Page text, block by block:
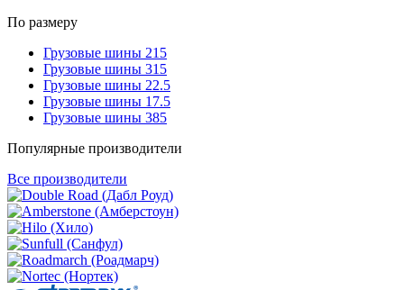
По размеру
Грузовые шины 215
Грузовые шины 315
Грузовые шины 22.5
Грузовые шины 17.5
Грузовые шины 385
Популярные производители
Все производители